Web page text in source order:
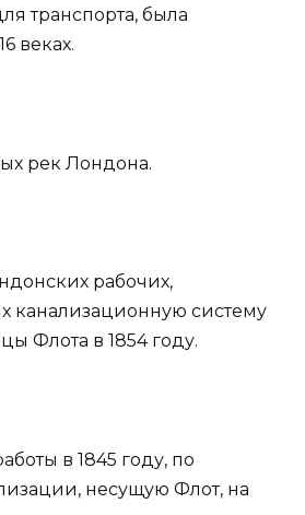
транспорта, была
веках.
рек Лондона.
рабочих,
канализационную систему
Флота в 1854 году.
в 1845 году, по
несущую Флот, на